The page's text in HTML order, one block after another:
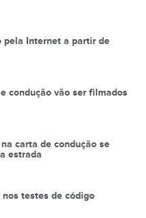
pela Internet a partir de
condução vão ser filmados
carta de condução se
estrada
testes de código